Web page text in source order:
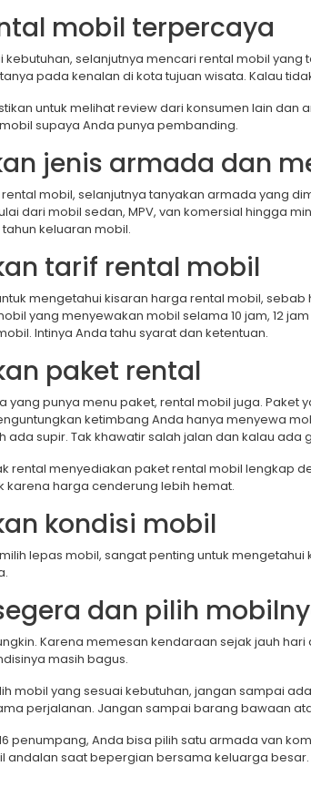
mobil terpercaya
kebutuhan, selanjutnya mencari rental mobil
pada kenalan di kota tujuan wisata. Kalau
untuk melihat review dari konsumen lain
supaya Anda punya pembanding.
jenis armada dan
mobil, selanjutnya tanyakan armada yang
dari mobil sedan, MPV, van komersial hingga
keluaran mobil.
tarif rental mobil
mengetahui kisaran harga rental mobil,
yang menyewakan mobil selama 10 jam, 12
Intinya Anda tahu syarat dan ketentuan.
paket rental
yang punya menu paket, rental mobil juga.
ketimbang Anda hanya menyewa
ada supir. Tak khawatir salah jalan dan kalau
rental menyediakan paket rental mobil lengkap
karena harga cenderung lebih hemat.
kondisi mobil
lepas mobil, sangat penting untuk
dan pilih
Karena memesan kendaraan sejak jauh
masih bagus.
mobil yang sesuai kebutuhan, jangan sampai
perjalanan. Jangan sampai barang bawaan
16 penumpang, Anda bisa pilih satu armada van
andalan saat bepergian bersama keluarga